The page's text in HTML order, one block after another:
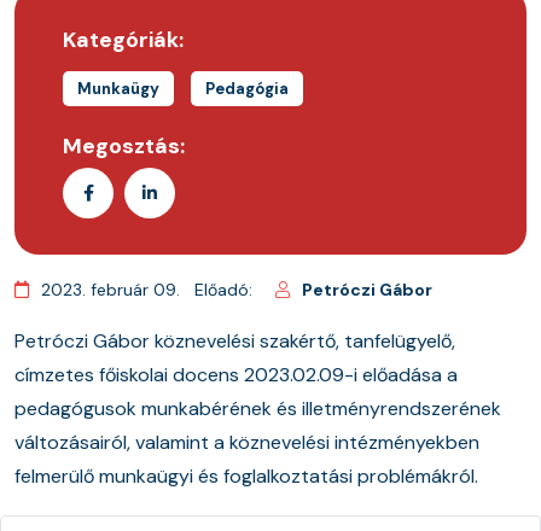
Kategóriák:
Munkaügy Pedagógia
Megosztás:
2023. február 09. Előadó: Petróczi Gábor
Petróczi Gábor köznevelési szakértő, tanfelügyelő,
címzetes főiskolai docens 2023.02.09-i előadása a
pedagógusok munkabérének és illetményrendszerének
változásairól, valamint a köznevelési intézményekben
felmerülő munkaügyi és foglalkoztatási problémákról.